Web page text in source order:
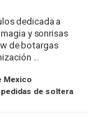
dedicada a
y sonrisas
de botargas
...
Mexico
de soltera